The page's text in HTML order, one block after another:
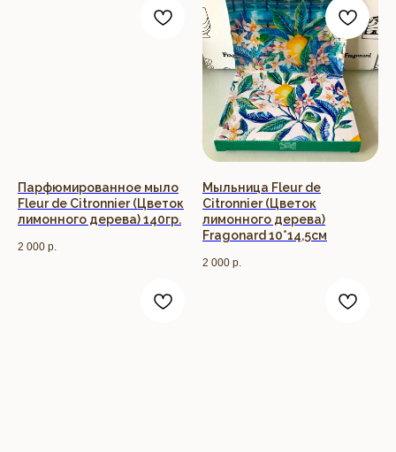
Парфюмированное мыло
Fleur de Citronnier (Цветок
лимонного дерева) 140гр.
2 000 р.
Мыльница Fleur de
Citronnier (Цветок
лимонного дерева)
Fragonard 10*14,5см
2 000 р.